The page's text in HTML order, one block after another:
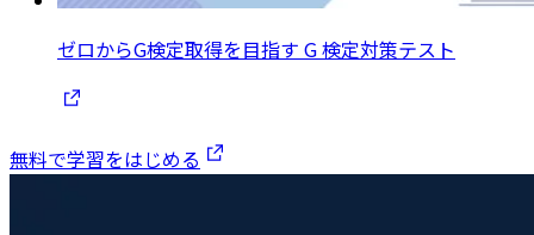
ゼロからG検定取得を目指す G 検定対策テスト
無料で学習をはじめる